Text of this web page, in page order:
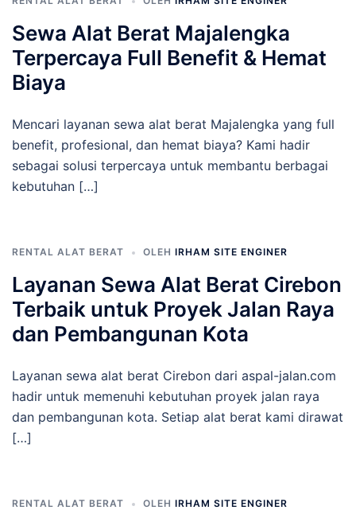
Sewa Alat Berat Majalengka
Terpercaya Full Benefit & Hemat
Biaya
Mencari layanan sewa alat berat Majalengka yang full
benefit, profesional, dan hemat biaya? Kami hadir
sebagai solusi terpercaya untuk membantu berbagai
kebutuhan […]
RENTAL ALAT BERAT OLEH IRHAM SITE ENGINER
Layanan Sewa Alat Berat Cirebon
Terbaik untuk Proyek Jalan Raya
dan Pembangunan Kota
Layanan sewa alat berat Cirebon dari aspal-jalan.com
hadir untuk memenuhi kebutuhan proyek jalan raya
dan pembangunan kota. Setiap alat berat kami dirawat
[…]
RENTAL ALAT BERAT OLEH IRHAM SITE ENGINER